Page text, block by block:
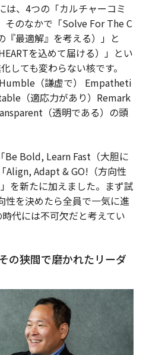
は、4つの「カルチャーコミ
そのなかで「Solve For The C
最適解』を考える）」と
を込めて届ける）」とい
しても変わらない核です。
Humble（謙虚で） Empatheti
（適応力があり）Remark
（透明である）の頭
Be Bold, Learn Fast（大胆に
Align, Adapt & GO!（方向性
を新たに加えました。まず試
性を決めたら全員で一気に進
代には不可欠だと考えてい
の狭間で磨かれたリーダ